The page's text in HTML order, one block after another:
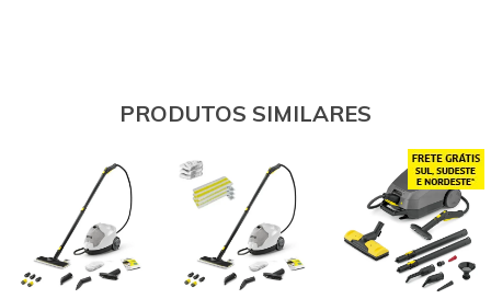
Eliene Pereira. Super Recomendo!!
Evanilde de Sousa Gonçalves dos Santos
Amei esta limpadora, maravilhosa. Assim que chegou fizemos
o teste de limpeza, limpa até as paredes , portas, limpa tudo
mesmo, perfeita Chegou rápido, atendimento muito bom da
Eliene Pereira. Super Recomendo!!
PRODUTOS SIMILARES